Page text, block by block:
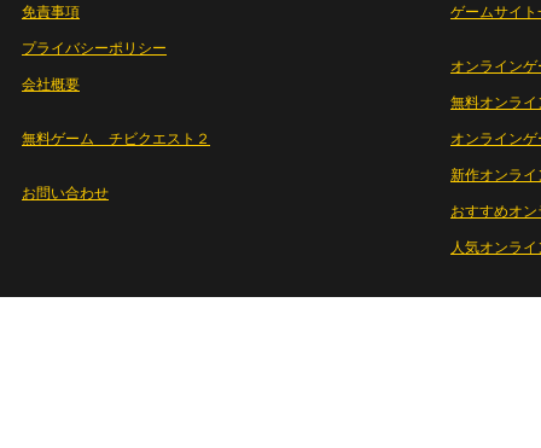
免責事項
プライバシーポリシー
会社概要
無料ゲーム チビクエスト２
お問い合わせ
ゲームサイト
オンラインゲ
無料オンライ
オンライン
新作オンライ
おすすめオ
人気オンラ